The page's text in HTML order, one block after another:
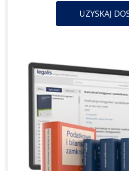
UZYSKAJ